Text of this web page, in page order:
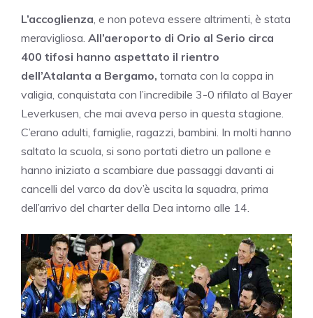
L’accoglienza , e non poteva essere altrimenti, è stata
meravigliosa. All’aeroporto di Orio al Serio circa
400 tifosi hanno aspettato il rientro
dell’Atalanta a Bergamo, tornata con la coppa in
valigia, conquistata con l’incredibile 3-0 rifilato al Bayer
Leverkusen, che mai aveva perso in questa stagione.
C’erano adulti, famiglie, ragazzi, bambini. In molti hanno
saltato la scuola, si sono portati dietro un pallone e
hanno iniziato a scambiare due passaggi davanti ai
cancelli del varco da dov’è uscita la squadra, prima
dell’arrivo del charter della Dea intorno alle 14.